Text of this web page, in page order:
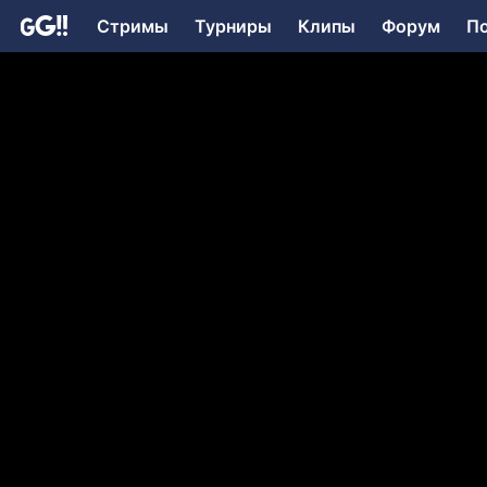
Стримы Турниры Клипы Форум